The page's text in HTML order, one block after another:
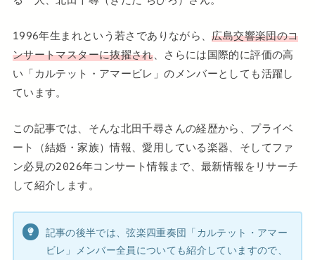
1996年生まれという若さでありながら、広島交響楽団のコ
ンサートマスターに抜擢され、さらには国際的に評価の高
い「カルテット・アマービレ」のメンバーとしても活躍し
ています。
この記事では、そんな北田千尋さんの経歴から、プライベ
ート（結婚・家族）情報、愛用している楽器、そしてファ
ン必見の2026年コンサート情報まで、最新情報をリサーチ
して紹介します。
記事の後半では、弦楽四重奏団「カルテット・アマー
ビレ」メンバー全員についても紹介していますので、